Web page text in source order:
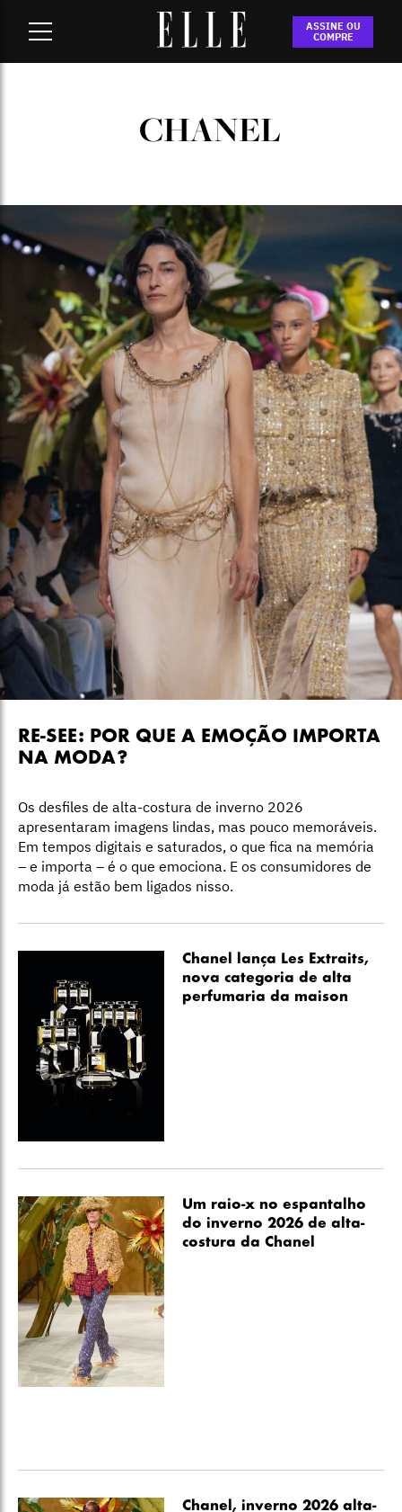
ASSINE OU
COMPRE
CHANEL
RE-SEE: POR QUE A EMOÇÃO IMPORTA
NA MODA?
Os desfiles de alta-costura de inverno 2026
apresentaram imagens lindas, mas pouco memoráveis.
Em tempos digitais e saturados, o que fica na memória
– e importa – é o que emociona. E os consumidores de
moda já estão bem ligados nisso.
Chanel lança Les Extraits,
nova categoria de alta
perfumaria da maison
Um raio-x no espantalho
do inverno 2026 de alta-
costura da Chanel
Chanel, inverno 2026 alta-